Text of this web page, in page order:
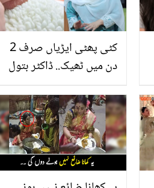
کٹی پھٹی ایڑیاں صرف 2
دن میں ٹھیک.. ڈاکٹر بتول
پھٹی ایڑیوں کے علاج کا کیا
طریقہ بتایا؟